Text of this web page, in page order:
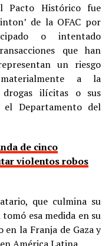
Pacto Histórico fue
de la OFAC por
o intentado
que han
un riesgo
a la
ilícitas o sus
el Departamento del
de cinco
violentos robos
que culmina su
esa medida en su
la Franja de Gaza y